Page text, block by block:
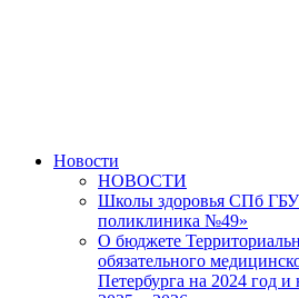
Новости
НОВОСТИ
Школы здоровья СПб
поликлиника №49»
О бюджете
обязательного
Петербурга на 2024 год